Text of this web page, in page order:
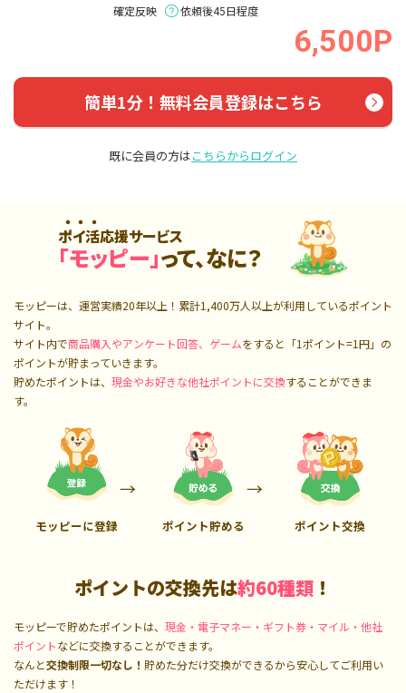
確定反映
依頼後45日程度
6,500P
簡単1分！無料会員登録はこちら
既に会員の方はこちらからログイン
ポイ活応援サービス
「モッピー」って、なに？
モッピーは、運営実績20年以上！累計1,400万人以上が利用しているポイント
サイト。
サイト内で商品購入やアンケート回答、ゲームをすると「1ポイント=1円」の
ポイントが貯まっていきます。
貯めたポイントは、 現金やお好きな他社ポイントに交換することができま
す。
モッピーに登録 ポイント貯める ポイント交換
ポイントの交換先は約60種類 ！
モッピーで貯めたポイントは、 現金・電子マネー・ギフト券・マイル・他社
ポイントなどに交換することができます。
なんと交換制限一切なし！ 貯めた分だけ交換ができるから安心してご利用い
ただけます！